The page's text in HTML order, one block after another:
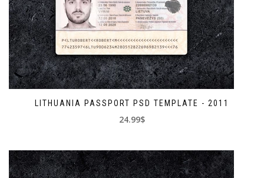
LITHUANIA PASSPORT PSD TEMPLATE - 2011
24.99$